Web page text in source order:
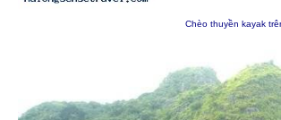
Chèo thuyền kayak